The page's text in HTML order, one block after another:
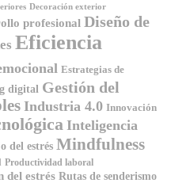
Decoración exterior
profesional Diseño de
Eficiencia
Estrategias de
digital Gestión del
Industria 4.0 Innovación
Inteligencia
del estrés Mindfulness
Productividad laboral
del estrés Rutas de senderismo